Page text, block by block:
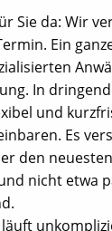
Sie da: Wir
Ein
In
und
Es
den
nicht etwa